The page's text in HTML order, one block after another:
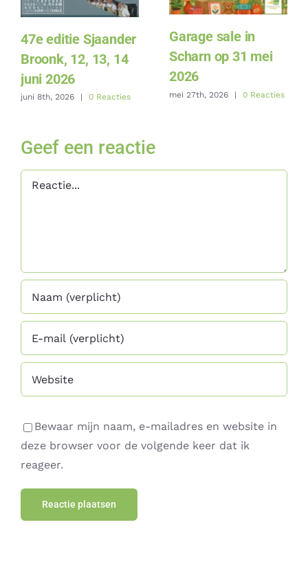
47e editie Sjaander
Broonk, 12, 13, 14
juni 2026
juni 8th, 2026 | 0 Reacties
Garage sale in
Scharn op 31 mei
2026
mei 27th, 2026 | 0 Reacties
Geef een reactie
Reactie
Bewaar mijn naam, e-mailadres en website in
deze browser voor de volgende keer dat ik
reageer.